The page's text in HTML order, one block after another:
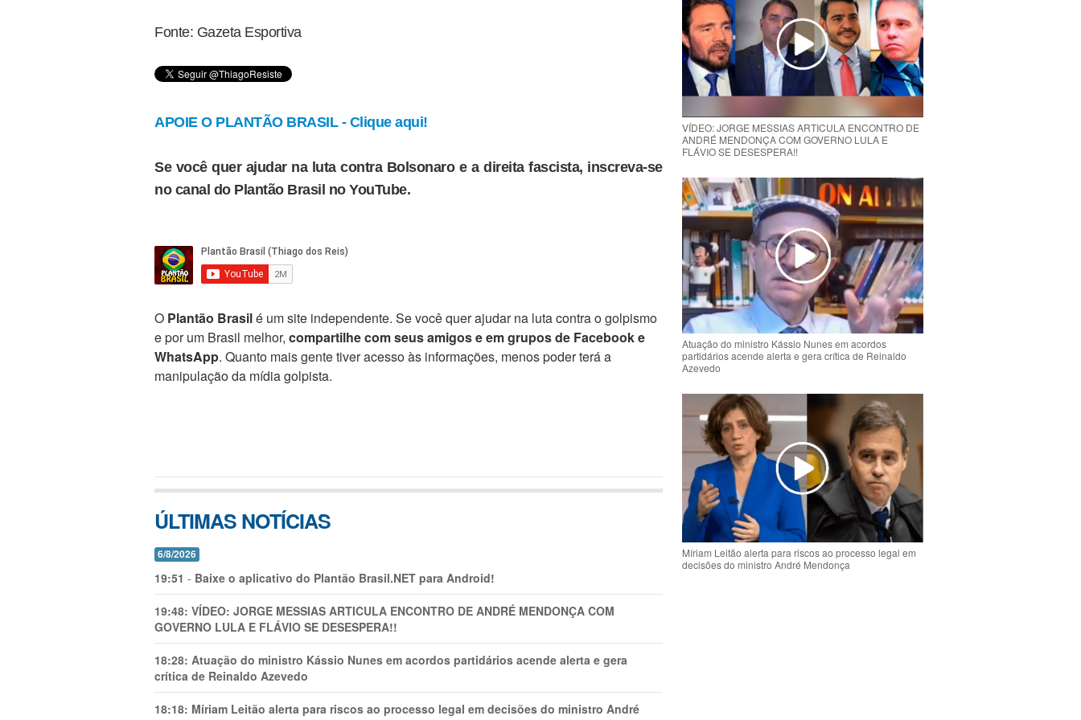
Fonte: Gazeta Esportiva
APOIE O PLANTÃO BRASIL - Clique aqui!
Se você quer ajudar na luta contra Bolsonaro e a direita fascista, inscreva-se
no canal do Plantão Brasil no YouTube.
O Plantão Brasilé um site independente. Se você quer ajudar na luta contra o golpismo
e por um Brasil melhor, compartilhe com seus amigos e em grupos de Facebook e
WhatsApp. Quanto mais gente tiver acesso às informações, menos poder terá a
manipulação da mídia golpista.
ÚLTIMAS NOTÍCIAS
6/8/2026
19:51 - Baixe o aplicativo do Plantão Brasil.NET para Android!
19:48: VÍDEO: JORGE MESSIAS ARTICULA ENCONTRO DE ANDRÉ MENDONÇA COM
GOVERNO LULA E FLÁVIO SE DESESPERA!!
18:28: Atuação do ministro Kássio Nunes em acordos partidários acende alerta e gera
crítica de Reinaldo Azevedo
18:18: Míriam Leitão alerta para riscos ao processo legal em decisões do ministro André
VÍDEO: JORGE MESSIAS ARTICULA ENCONTRO DE
ANDRÉ MENDONÇA COM GOVERNO LULA E
FLÁVIO SE DESESPERA!!
Atuação do ministro Kássio Nunes em acordos
partidários acende alerta e gera crítica de Reinaldo
Azevedo
Míriam Leitão alerta para riscos ao processo legal em
decisões do ministro André Mendonça